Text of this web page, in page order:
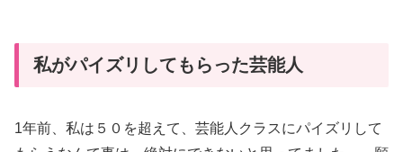
私がパイズリしてもらった芸能人
1年前、私は５０を超えて、芸能人クラスにパイズリして